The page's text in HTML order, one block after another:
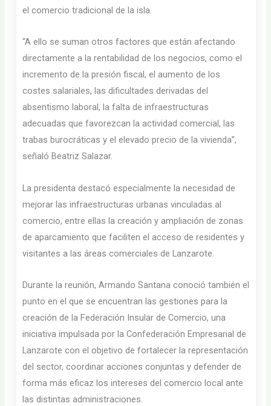
el comercio tradicional de la isla.
“A ello se suman otros factores que están afectando
directamente a la rentabilidad de los negocios, como el
incremento de la presión fiscal, el aumento de los
costes salariales, las dificultades derivadas del
absentismo laboral, la falta de infraestructuras
adecuadas que favorezcan la actividad comercial, las
trabas burocráticas y el elevado precio de la vivienda”,
señaló Beatriz Salazar.
La presidenta destacó especialmente la necesidad de
mejorar las infraestructuras urbanas vinculadas al
comercio, entre ellas la creación y ampliación de zonas
de aparcamiento que faciliten el acceso de residentes y
visitantes a las áreas comerciales de Lanzarote.
Durante la reunión, Armando Santana conoció también el
punto en el que se encuentran las gestiones para la
creación de la Federación Insular de Comercio, una
iniciativa impulsada por la Confederación Empresarial de
Lanzarote con el objetivo de fortalecer la representación
del sector, coordinar acciones conjuntas y defender de
forma más eficaz los intereses del comercio local ante
las distintas administraciones.